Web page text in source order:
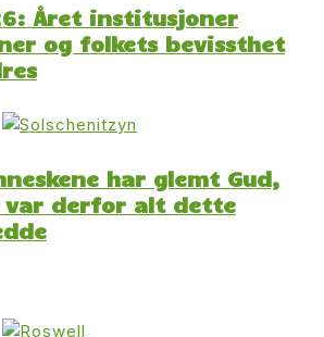
Året institusjoner
og folkets bevissthet
har glemt Gud,
var derfor alt dette